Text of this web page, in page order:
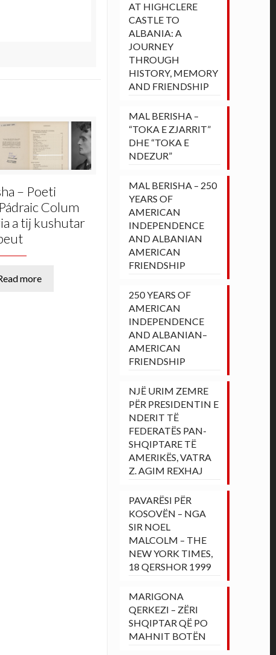
– Poeti
Colum
a tij kushutar
more
AT HIGHCLERE
CASTLE TO
ALBANIA: A
JOURNEY
THROUGH
HISTORY, MEMORY
AND FRIENDSHIP
MAL BERISHA –
“TOKA E ZJARRIT”
DHE “TOKA E
NDEZUR”
MAL BERISHA – 250
YEARS OF
AMERICAN
INDEPENDENCE
AND ALBANIAN
AMERICAN
FRIENDSHIP
250 YEARS OF
AMERICAN
INDEPENDENCE
AND ALBANIAN–
AMERICAN
FRIENDSHIP
NJË URIM ZEMRE
PËR PRESIDENTIN E
NDERIT TË
FEDERATËS PAN-
SHQIPTARE TË
AMERIKËS, VATRA
Z. AGIM REXHAJ
PAVARËSI PËR
KOSOVËN – NGA
SIR NOEL
MALCOLM – THE
NEW YORK TIMES,
18 QERSHOR 1999
MARIGONA
QERKEZI – ZËRI
SHQIPTAR QË PO
MAHNIT BOTËN